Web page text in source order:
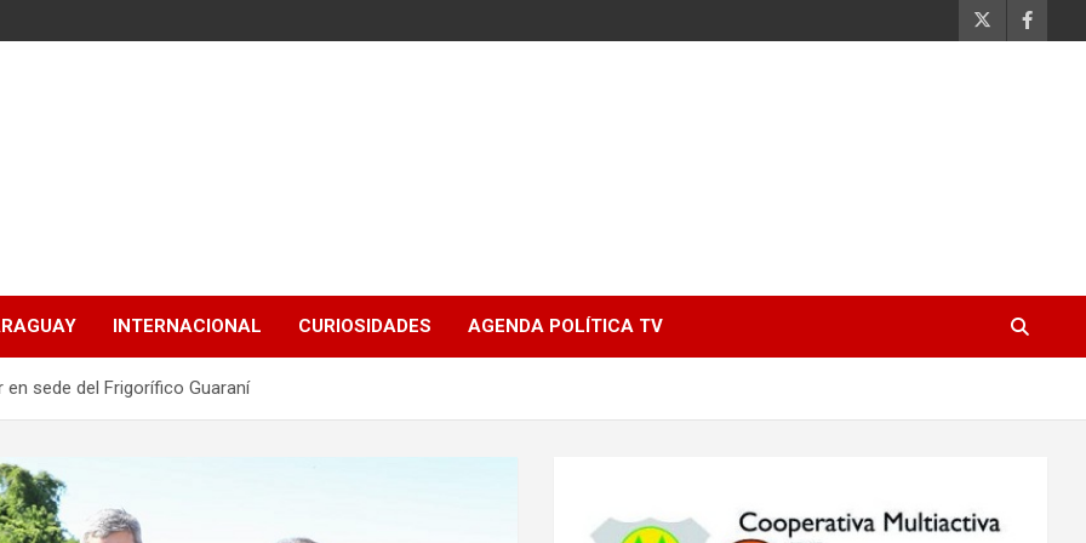
INTERNACIONAL CURIOSIDADES AGENDA POLÍTICA TV
sede del Frigorífico Guaraní